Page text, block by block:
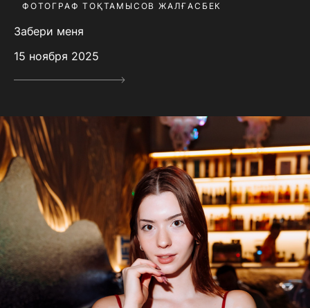
ФОТОГРАФ ТОҚТАМЫСОВ ЖАЛҒАСБЕК
Забери меня
15 ноября 2025